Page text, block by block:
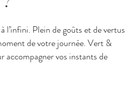
l’infini. Plein de goûts et de vertus
de votre journée. Vert &
accompagner vos instants de